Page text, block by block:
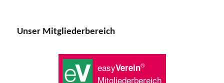
Unser Mitgliederbereich